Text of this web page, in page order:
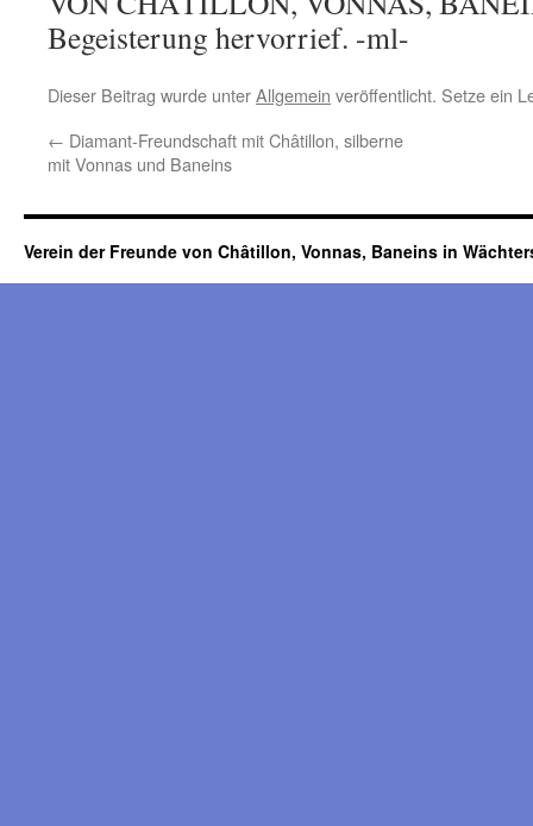
Begeisterung hervorrief. -ml-
Dieser Beitrag wurde unterAllgemein veröffentlicht. Setze ein
← Diamant-Freundschaft mit Châtillon, silberne
mit Vonnas und Baneins
Verein der Freunde von Châtillon, Vonnas, Baneins in